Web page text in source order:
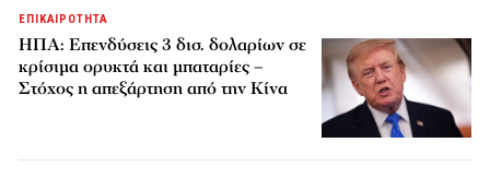
ΕΠΙΚΑΙΡΟΤΗΤΑ
ΗΠΑ: Επενδύσεις 3 δισ. δολαρίων σε
κρίσιμα ορυκτά και μπαταρίες –
Στόχος η απεξάρτηση από την Κίνα